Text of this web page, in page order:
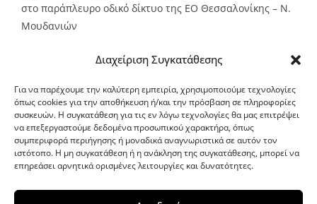
Διαχείριση Συγκατάθεσης
Για να παρέχουμε την καλύτερη εμπειρία, χρησιμοποιούμε τεχνολογίες
όπως cookies για την αποθήκευση ή/και την πρόσβαση σε πληροφορίες
συσκευών. Η συγκατάθεση για τις εν λόγω τεχνολογίες θα μας επιτρέψει
να επεξεργαστούμε δεδομένα προσωπικού χαρακτήρα, όπως
συμπεριφορά περιήγησης ή μοναδικά αναγνωριστικά σε αυτόν τον
ιστότοπο. Η μη συγκατάθεση ή η ανάκληση της συγκατάθεσης, μπορεί να
επηρεάσει αρνητικά ορισμένες λειτουργίες και δυνατότητες.
στο παράπλευρο οδικό δίκτυο της ΕΟ Θεσσαλονίκης – Ν.
Μουδανιών
G-point.gr